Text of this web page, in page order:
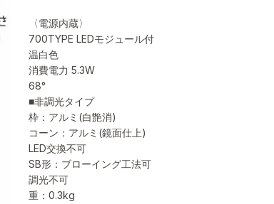
〈電源内蔵〉
700TYPE LEDモジュール付
温白色
消費電力 5.3W
68°
■非調光タイプ
枠：アルミ(白艶消)
コーン：アルミ(鏡面仕上)
LED交換不可
SB形：ブローイング工法可
調光不可
重：0.3kg